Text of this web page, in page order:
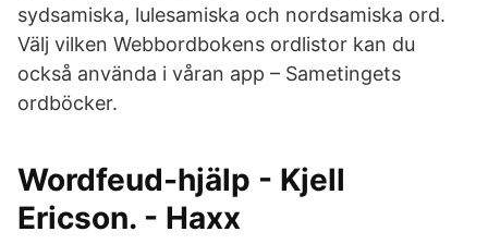
sydsamiska, lulesamiska och nordsamiska ord.
Välj vilken Webbordbokens ordlistor kan du
också använda i våran app – Sametingets
ordböcker.
Wordfeud-hjälp - Kjell
Ericson. - Haxx